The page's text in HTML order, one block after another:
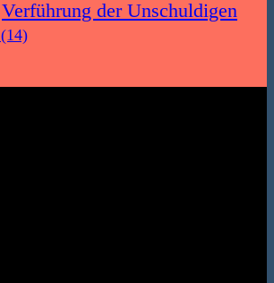
Verführung der Unschuldigen
(14)